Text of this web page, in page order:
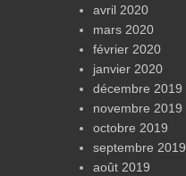
avril 2020
mars 2020
février 2020
janvier 2020
décembre 2019
novembre 2019
octobre 2019
septembre 2019
août 2019